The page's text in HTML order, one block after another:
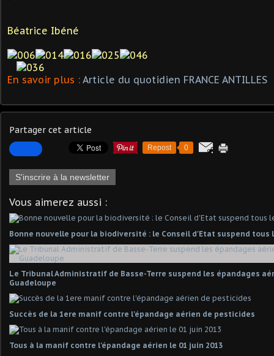
Béatrice Ibéné
En savoir plus : Article du quotidien FRANCE ANTILLES
Partager cet article
Repost 0
S'inscrire à la newsletter
Vous aimerez aussi :
Bonne nouvelle pour la biodiversité : le Conseil d'Etat suspend tous
Le Tribunal Administratif de Basse-Terre suspend les épandages
Guadeloupe
Succès de la 1ere manif contre l'épandage aérien de pesticides
Tous à la manif contre l'épandage aérien le 01 juin 2013